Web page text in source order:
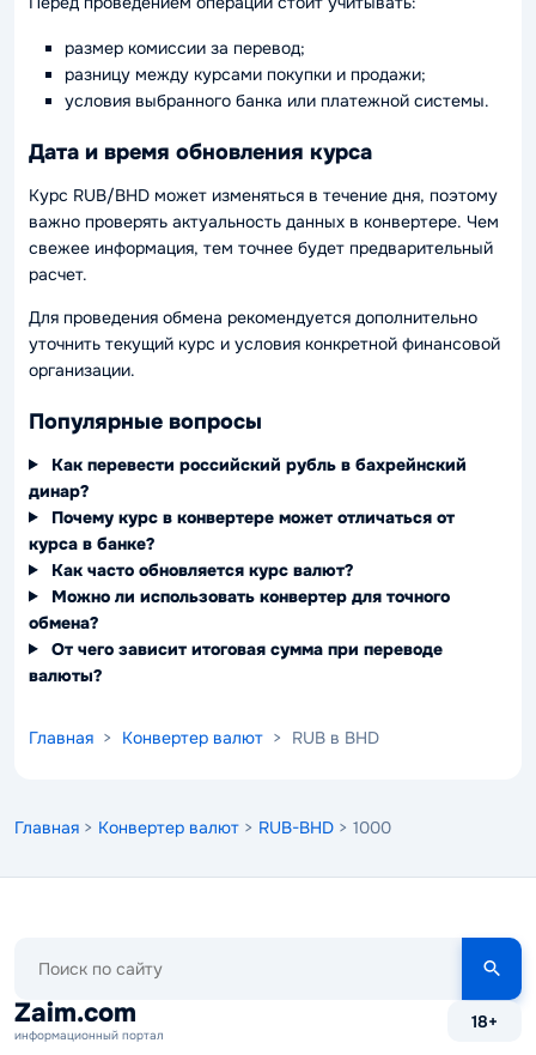
размер комиссии за перевод;
разницу между курсами покупки и продажи;
условия выбранного банка или платежной системы.
Дата и время обновления курса
Курс RUB/BHD может изменяться в течение дня, поэтому
важно проверять актуальность данных в конвертере. Чем
свежее информация, тем точнее будет предварительный
расчет.
Для проведения обмена рекомендуется дополнительно
уточнить текущий курс и условия конкретной финансовой
организации.
Популярные вопросы
Как перевести российский рубль в бахрейнский
динар?
Почему курс в конвертере может отличаться от
курса в банке?
Как часто обновляется курс валют?
Можно ли использовать конвертер для точного
обмена?
От чего зависит итоговая сумма при переводе
валюты?
Главная > Конвертер валют > RUB в BHD
Главная > Конвертер валют > RUB-BHD > 1000
сайту
Zaim.com
информационный портал
18+